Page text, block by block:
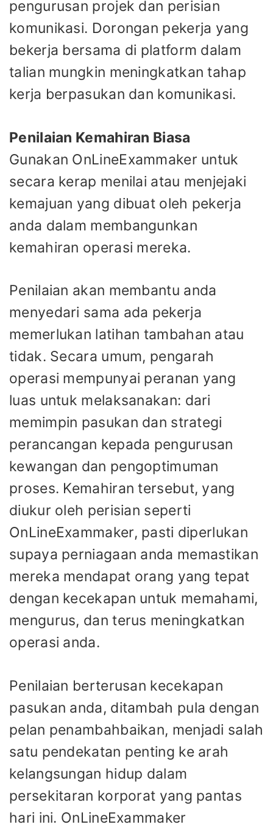
pengurusan projek dan perisian
komunikasi. Dorongan pekerja yang
bekerja bersama di platform dalam
talian mungkin meningkatkan tahap
kerja berpasukan dan komunikasi.
Penilaian Kemahiran Biasa
Gunakan OnLineExammaker untuk
secara kerap menilai atau menjejaki
kemajuan yang dibuat oleh pekerja
anda dalam membangunkan
kemahiran operasi mereka.
Penilaian akan membantu anda
menyedari sama ada pekerja
memerlukan latihan tambahan atau
tidak. Secara umum, pengarah
operasi mempunyai peranan yang
luas untuk melaksanakan: dari
memimpin pasukan dan strategi
perancangan kepada pengurusan
kewangan dan pengoptimuman
proses. Kemahiran tersebut, yang
diukur oleh perisian seperti
OnLineExammaker, pasti diperlukan
supaya perniagaan anda memastikan
mereka mendapat orang yang tepat
dengan kecekapan untuk memahami,
mengurus, dan terus meningkatkan
operasi anda.
Penilaian berterusan kecekapan
pasukan anda, ditambah pula dengan
pelan penambahbaikan, menjadi salah
satu pendekatan penting ke arah
kelangsungan hidup dalam
persekitaran korporat yang pantas
hari ini. OnLineExammaker